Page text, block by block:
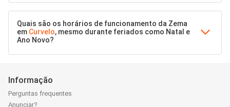
Quais são os horários de funcionamento da Zema
em Curvelo, mesmo durante feriados como Natal e
Ano Novo?
Informação
Perguntas frequentes
Anunciar?